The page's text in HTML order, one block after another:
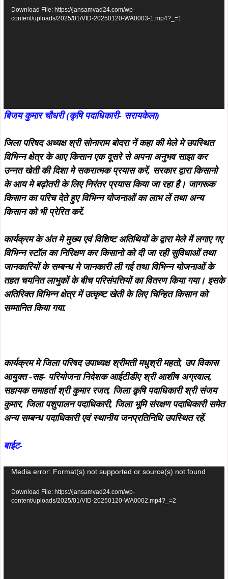
Download File: https://jansamvad24.com/wp-
content/uploads/2025/01/VID-20250120-WA0003-1.mp4?_=1
बिजय कुमार चौधरी (कृषि पदाधिकारी- सरायकेला)
जिला परिषद अध्यक्ष श्रीसोनाराम बोदरा नें कहा की मेले मे उपस्थित
विभिन्न क्षेत्र के आए किसान एक दूसरे से अपना अनुभव साझा कर
उन्नत खेती की दिशा मे सकरात्मक प्रयास करें, सरकार द्वारा किसानो
के आय मे बढ़ोतरी के लिए निरंतर प्रयास किया जा रहा है। जागरूक
किसान का परिच देते हुए विभिन्न योजनाओं का लाभ लें तथा अन्य
किसान को भी प्रेरित करें.
कार्यक्रम के अंत मे मुख्य एवं विशिष्ट अतिथियों के द्वारा मेले में लगाए गए
विभिन्न स्टॉल का निरिक्षण कर किसानो को दी जा रही सुविधाओं तथा
जानकारियों के सम्बन्ध मे जानकारी ली गई तथा विभिन्न योजनाओं के
तहत चयनित लाभुकों के बीच परिसंपत्तियों का वितरण किया गया। इसके
अतिरिक्त विभिन्न क्षेत्र में उत्कृष्ट खेती के लिए चिन्हित किसान को
सम्मानित किया गया.
कार्यक्रम मे जिला परिषद उपाध्यक्ष श्रीमती मधुश्री महतो, उप विकास
आयुक्त -सह- परियोजना निदेशक आईटीडीए श्री आशीष अग्रवाल,
सहायक समाहर्ता श्री कुमार रजत, जिला क़ृषि पदाधिकारी श्री संजय
कुमार, जिला पशुपालन पदाधिकारी, जिला भूमि संरक्षण पदाधिकारी समेत
अन्य सम्बन्ध पदाधिकारी एवं स्थानीय जनप्रतिनिधि उपस्थित रहें.
बाईट-
Video
Media error: Format(s) not supported or source(s) not found
Download File: https://jansamvad24.com/wp-
content/uploads/2025/01/VID-20250120-WA0002.mp4?_=2